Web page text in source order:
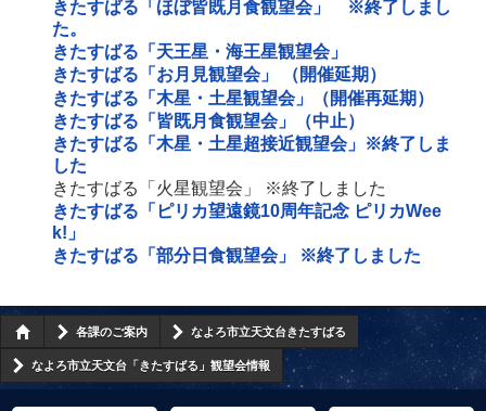
きたすばる「ほぼ皆既月食観望会」 ※終了しまし
た。
きたすばる「天王星・海王星観望会」
きたすばる「お月見観望会」 （開催延期）
きたすばる「木星・土星観望会」（開催再延期）
きたすばる「皆既月食観望会」（中止）
きたすばる「木星・土星超接近観望会」※終了しま
した
きたすばる「火星観望会」 ※終了しました
きたすばる「ピリカ望遠鏡10周年記念 ピリカWee
k!」
きたすばる「部分日食観望会」 ※終了しました
各課のご案内 なよろ市立天文台きたすばる
なよろ市立天文台「きたすばる」観望会情報